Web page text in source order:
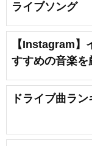
ライブソング
【Instagram】
すすめの音楽を
ドライブ曲ラン